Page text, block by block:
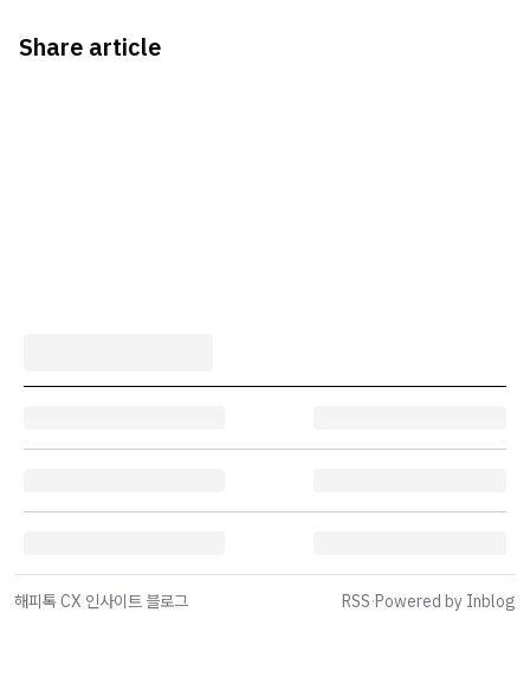
Share article
해피톡 CX 인사이트 블로그 RSS·Powered by Inblog